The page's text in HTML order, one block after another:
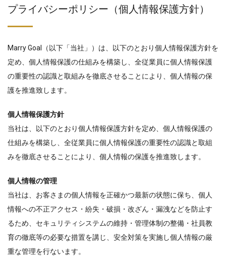
プライバシーポリシー（個人情報保護方針）
Marry Goal（以下「当社」）は、以下のとおり個人情報保護方針を
定め、個人情報保護の仕組みを構築し、全従業員に個人情報保護
の重要性の認識と取組みを徹底させることにより、個人情報の保
護を推進致します。
個人情報保護方針
当社は、以下のとおり個人情報保護方針を定め、個人情報保護の
仕組みを構築し、全従業員に個人情報保護の重要性の認識と取組
みを徹底させることにより、個人情報の保護を推進致します。
個人情報の管理
当社は、お客さまの個人情報を正確かつ最新の状態に保ち、個人
情報への不正アクセス・紛失・破損・改ざん・漏洩などを防止す
るため、セキュリティシステムの維持・管理体制の整備・社員教
育の徹底等の必要な措置を講じ、安全対策を実施し個人情報の厳
重な管理を行ないます。